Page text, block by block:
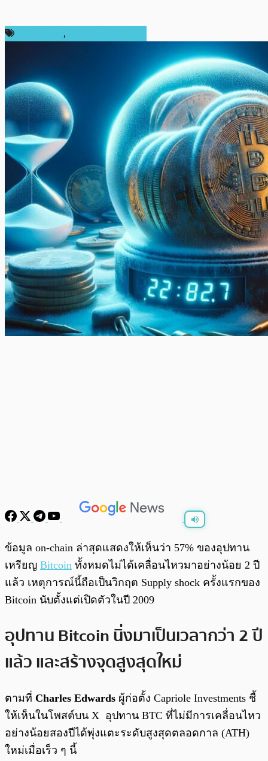
,
ข้อมูล on-chain ล่าสุดแสดงให้เห็นว่า 57% ของอุปทาน
เหรียญ Bitcoin ทั้งหมดไม่ได้เคลื่อนไหวมาอย่างน้อย 2 ปี
แล้ว เหตุการณ์นี้ถือเป็นวิกฤต Supply shock ครั้งแรกของ
Bitcoin นับตั้งแต่เปิดตัวในปี 2009
อุปทาน Bitcoin นิ่งมาเป็นเวลากว่า 2 ปี
แล้ว และสร้างจุดสูงสุดใหม่
ตามที่ Charles Edwards ผู้ก่อตั้ง Capriole Investments ชี้
ให้เห็นในโพสต์บน X อุปทาน BTC ที่ไม่มีการเคลื่อนไหว
อย่างน้อยสองปีได้พุ่งแตะระดับสูงสุดตลอดกาล (ATH)
ใหม่เมื่อเร็ว ๆ นี้